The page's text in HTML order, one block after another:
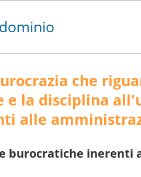
che
la disciplina
alle
burocratiche